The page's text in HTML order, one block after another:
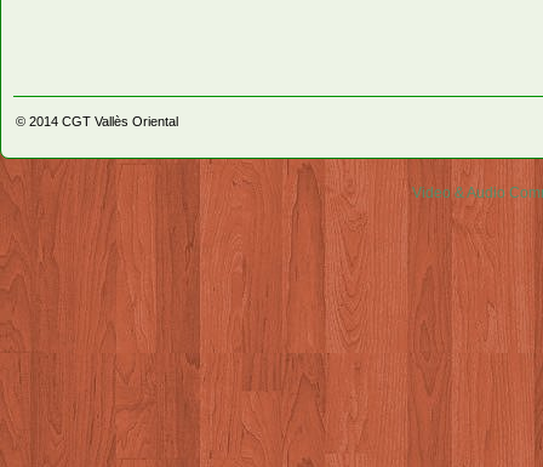
© 2014 CGT Vallès Oriental
Video & Audio